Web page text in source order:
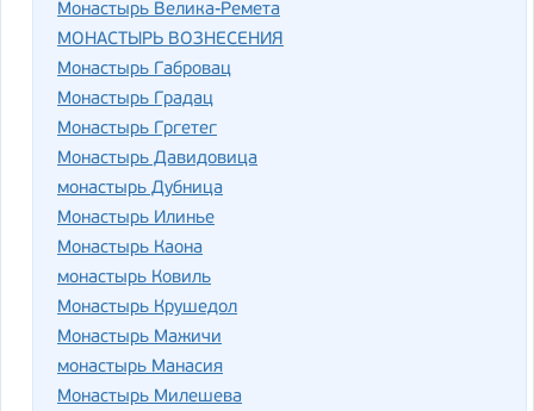
Монастырь Велика-Ремета
МОНАСТЫРЬ ВОЗНЕСЕНИЯ
Монастырь Габровац
Монастырь Градац
Монастырь Гргетег
Монастырь Давидовица
монастырь Дубница
Монастырь Илинье
Монастырь Каона
монастырь Ковиль
Монастырь Крушедол
Монастырь Мажичи
монастырь Манасия
Монастырь Милешева